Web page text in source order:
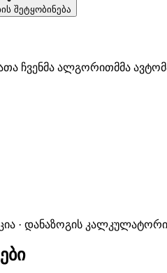
შეტყობინება
ჩვენმა ალგორითმმა
· დანაზოგის კალკულატორი